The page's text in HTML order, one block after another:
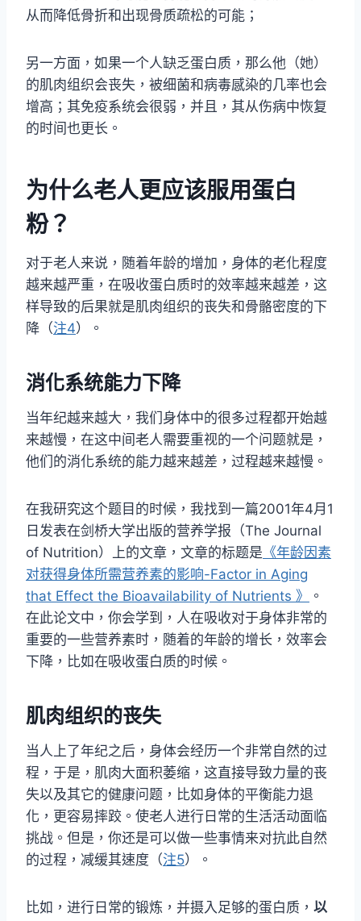
从而降低骨折和出现骨质疏松的可能；
另一方面，如果一个人缺乏蛋白质，那么他（她）
的肌肉组织会丧失，被细菌和病毒感染的几率也会
增高；其免疫系统会很弱，并且，其从伤病中恢复
的时间也更长。
为什么老人更应该服用蛋白
粉？
对于老人来说，随着年龄的增加，身体的老化程度
越来越严重，在吸收蛋白质时的效率越来越差，这
样导致的后果就是肌肉组织的丧失和骨骼密度的下
降（注4）。
消化系统能力下降
当年纪越来越大，我们身体中的很多过程都开始越
来越慢，在这中间老人需要重视的一个问题就是，
他们的消化系统的能力越来越差，过程越来越慢。
在我研究这个题目的时候，我找到一篇2001年4月1
日发表在剑桥大学出版的营养学报（The Journal
of Nutrition）上的文章，文章的标题是 《年龄因素
对获得身体所需营养素的影响-Factor in Aging
that Effect the Bioavailability of Nutrients 》
。
在此论文中，你会学到，人在吸收对于身体非常的
重要的一些营养素时，随着的年龄的增长，效率会
下降，比如在吸收蛋白质的时候。
肌肉组织的丧失
当人上了年纪之后，身体会经历一个非常自然的过
程，于是，肌肉大面积萎缩，这直接导致力量的丧
失以及其它的健康问题，比如身体的平衡能力退
化，更容易摔跤。使老人进行日常的生活活动面临
挑战。但是，你还是可以做一些事情来对抗此自然
的过程，减缓其速度（注5）。
比如，进行日常的锻炼，并摄入足够的蛋白质， 以